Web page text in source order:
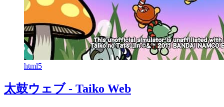
html5
太鼓ウェブ - Taiko Web